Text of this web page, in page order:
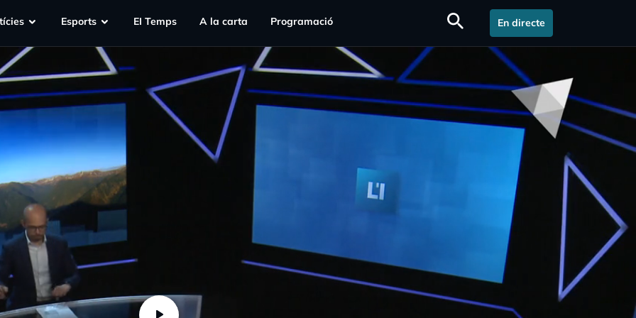
Esports EI Temps A la carta Programació search En directe